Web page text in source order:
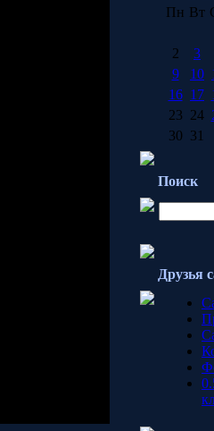
Пн Вт
2
3
9
10
16 17
23 24
30 31
Поиск
Друзья